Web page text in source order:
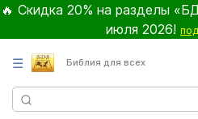
🔥 Скидка 20% на разделы
июля 2026!
☰ Библия для всех